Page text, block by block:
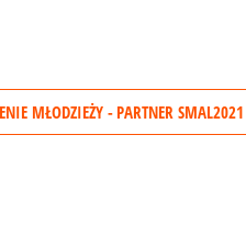
MŁODZIEŻY - PARTNER SMAL2021